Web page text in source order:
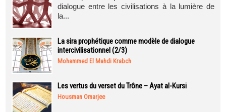
dialogue entre les civilisations à la lumière de
la...
La sira prophétique comme modèle de dialogue
intercivilisationnel (2/3)
Mohammed El Mahdi Krabch
Les vertus du verset du Trône – Ayat al-Kursi
Housman Omarjee